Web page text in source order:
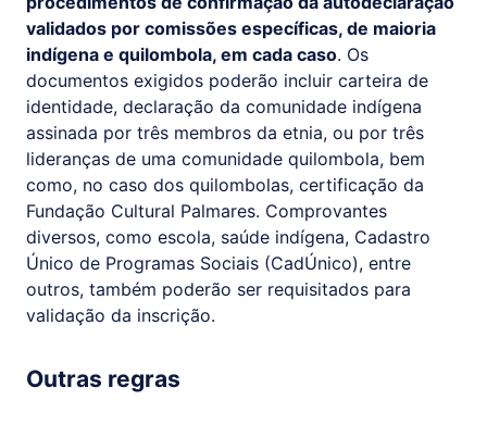
validados por comissões específicas, de maioria
indígena e quilombola, em cada caso. Os
documentos exigidos poderão incluir carteira de
identidade, declaração da comunidade indígena
assinada por três membros da etnia, ou por três
lideranças de uma comunidade quilombola, bem
como, no caso dos quilombolas, certificação da
Fundação Cultural Palmares. Comprovantes
diversos, como escola, saúde indígena, Cadastro
Único de Programas Sociais (CadÚnico), entre
outros, também poderão ser requisitados para
validação da inscrição.
Outras regras